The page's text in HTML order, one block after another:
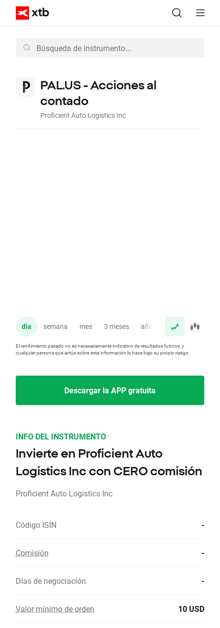
PAL.US - Acciones al
contado
Proficient Auto Logistics Inc
dia semana mes 3 meses año
El rendimiento pasado no es necesariamente indicativo de resultados futuros, y
cualquier persona que actúe sobre esta información lo hace bajo su propio riesgo.
Descargar la APP gratuita
INFO DEL INSTRUMENTO
Invierte en Proficient Auto
Logistics Inc con CERO comisión
Proficient Auto Logistics Inc
Código ISIN -
Comisión -
Días de negociación -
Valor mínimo de orden 10 USD